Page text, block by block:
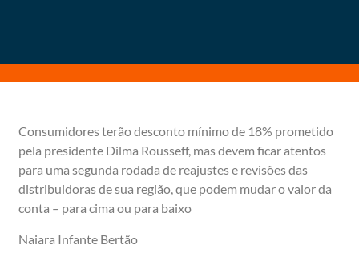
Consumidores terão desconto mínimo de 18% prometido
pela presidente Dilma Rousseff, mas devem ficar atentos
para uma segunda rodada de reajustes e revisões das
distribuidoras de sua região, que podem mudar o valor da
conta – para cima ou para baixo
Naiara Infante Bertão